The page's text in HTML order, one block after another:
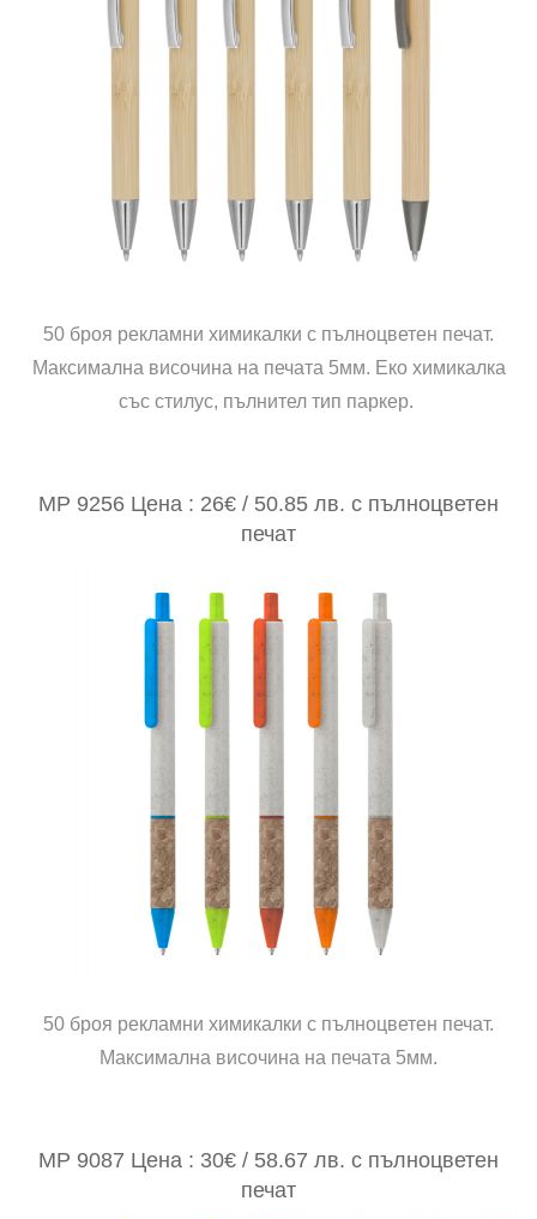
50 броя рекламни химикалки с пълноцветен печат.
Максимална височина на печата 5мм. Еко химикалка
със стилус, пълнител тип паркер.
MP 9256 Цена : 26€ / 50.85 лв. с пълноцветен
печат
50 броя рекламни химикалки с пълноцветен печат.
Максимална височина на печата 5мм.
MP 9087 Цена : 30€ / 58.67 лв. с пълноцветен
печат